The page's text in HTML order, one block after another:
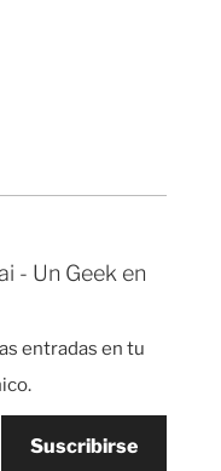
- Un Geek en
entradas en tu
Suscribirse